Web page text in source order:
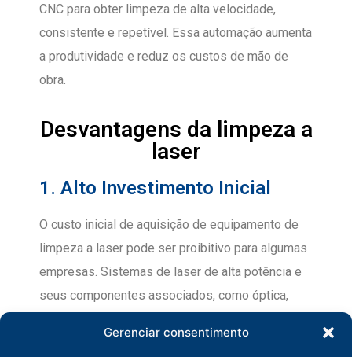
Gerenciar consentimento
CNC para obter limpeza de alta velocidade,
consistente e repetível. Essa automação aumenta
a produtividade e reduz os custos de mão de
obra.
Desvantagens da limpeza a
laser
1. Alto Investimento Inicial
O custo inicial de aquisição de equipamento de
limpeza a laser pode ser proibitivo para algumas
empresas. Sistemas de laser de alta potência e
seus componentes associados, como óptica,
controle, representam uma despesa de capital